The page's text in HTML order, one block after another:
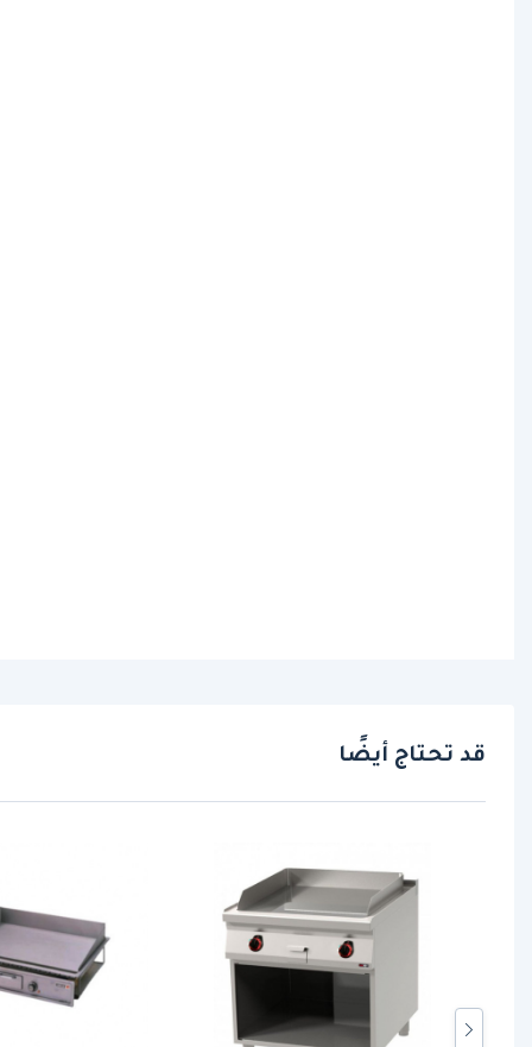
قد تحتاج أيضًا